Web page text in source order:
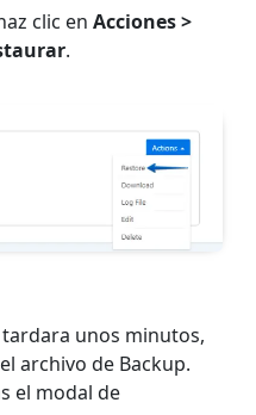
clic en Acciones >
.
unos minutos,
archivo de Backup.
el modal de